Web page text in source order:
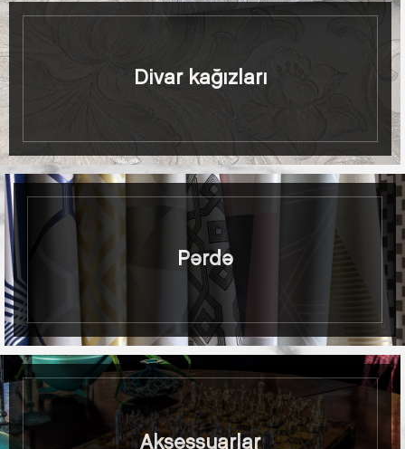
Divar kağızları
Pərdə
Aksessuarlar